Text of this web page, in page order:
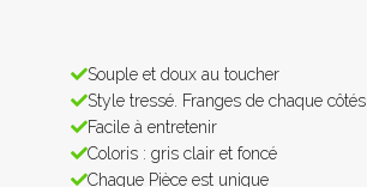
Souple et doux au toucher
Style tressé. Franges de chaque côtés.
Facile à entretenir
Coloris : gris clair et foncé
Chaque Pièce est unique